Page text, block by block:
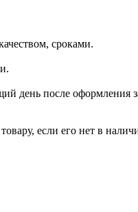
сроками.
день после оформления
если его нет в